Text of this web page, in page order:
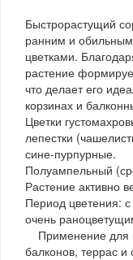
Быстрорастущий
ранним и
цветками.
растение
что делает его
корзинах и
Цветки
лепестки
сине-пурпурные.
Полуампельный
Растение активно
Период цветения:
очень
Применение для
балконов, террас и